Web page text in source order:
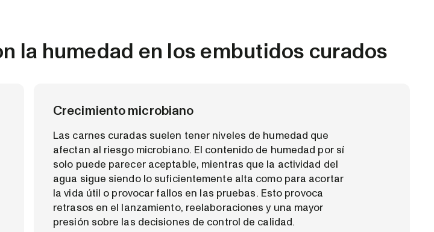
la humedad en los embutidos curados
Crecimiento microbiano
Las carnes curadas suelen tener niveles de humedad que
afectan al riesgo microbiano. El contenido de humedad por sí
solo puede parecer aceptable, mientras que la actividad del
agua sigue siendo lo suficientemente alta como para acortar
la vida útil o provocar fallos en las pruebas. Esto provoca
retrasos en el lanzamiento, reelaboraciones y una mayor
presión sobre las decisiones de control de calidad.